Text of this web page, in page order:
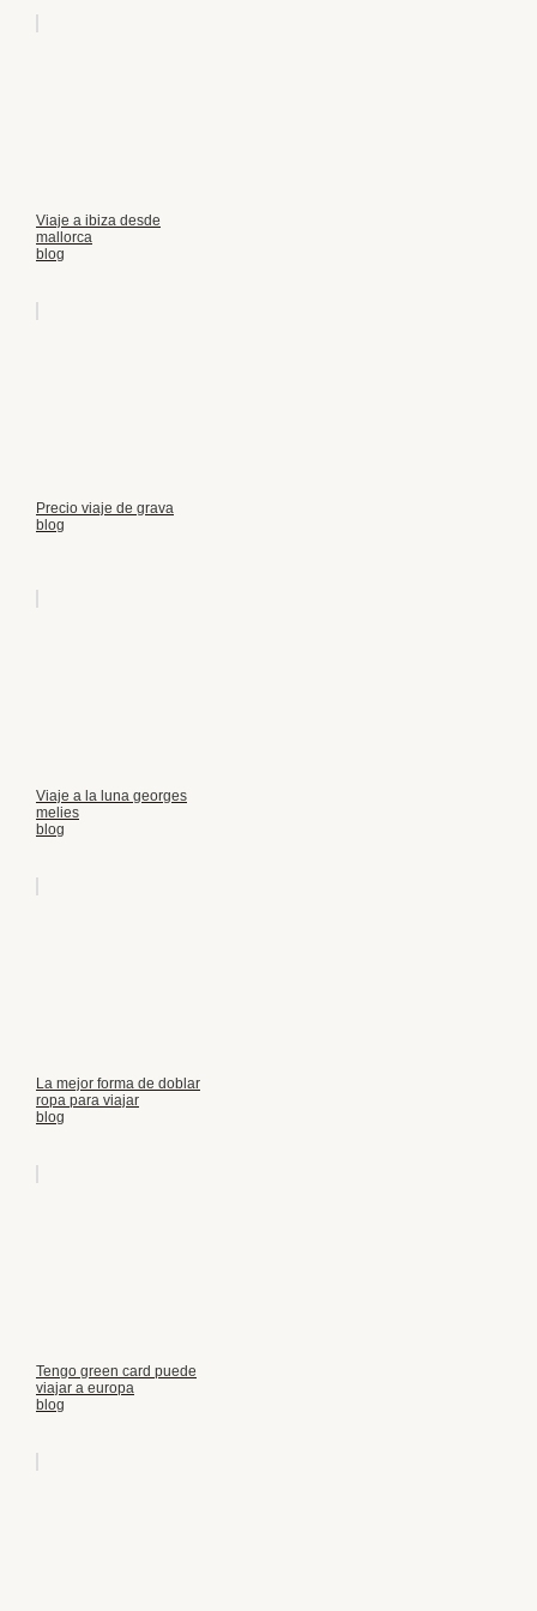
Viaje a ibiza desde
mallorca
blog
Precio viaje de grava
blog
Viaje a la luna georges
melies
blog
La mejor forma de doblar
ropa para viajar
blog
Tengo green card puede
viajar a europa
blog